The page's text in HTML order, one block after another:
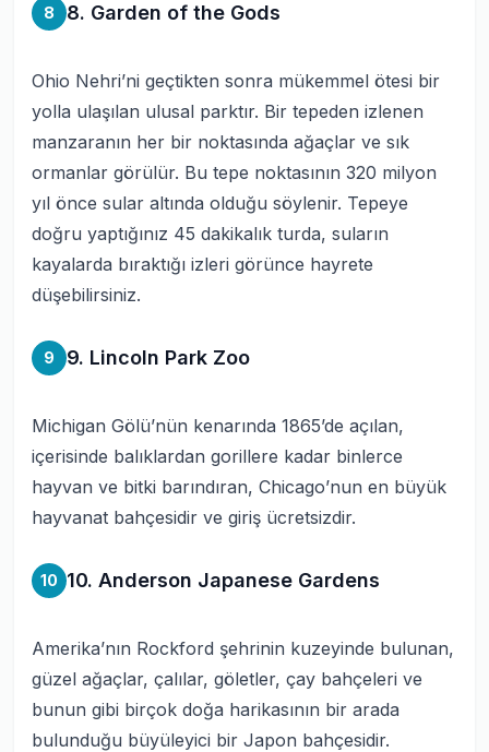
8 8. Garden of the Gods
Ohio Nehri’ni geçtikten sonra mükemmel ötesi bir
yolla ulaşılan ulusal parktır. Bir tepeden izlenen
manzaranın her bir noktasında ağaçlar ve sık
ormanlar görülür. Bu tepe noktasının 320 milyon
yıl önce sular altında olduğu söylenir. Tepeye
doğru yaptığınız 45 dakikalık turda, suların
kayalarda bıraktığı izleri görünce hayrete
düşebilirsiniz.
9 9. Lincoln Park Zoo
Michigan Gölü’nün kenarında 1865’de açılan,
içerisinde balıklardan gorillere kadar binlerce
hayvan ve bitki barındıran, Chicago’nun en büyük
hayvanat bahçesidir ve giriş ücretsizdir.
10 10. Anderson Japanese Gardens
Amerika’nın Rockford şehrinin kuzeyinde bulunan,
güzel ağaçlar, çalılar, göletler, çay bahçeleri ve
bunun gibi birçok doğa harikasının bir arada
bulunduğu büyüleyici bir Japon bahçesidir.